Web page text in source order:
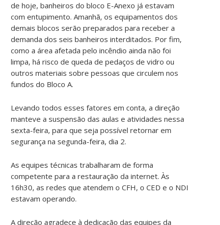
de hoje, banheiros do bloco E-Anexo já estavam
com entupimento. Amanhã, os equipamentos dos
demais blocos serão preparados para receber a
demanda dos seis banheiros interditados. Por fim,
como a área afetada pelo incêndio ainda não foi
limpa, há risco de queda de pedaços de vidro ou
outros materiais sobre pessoas que circulem nos
fundos do Bloco A.
Levando todos esses fatores em conta, a direção
manteve a suspensão das aulas e atividades nessa
sexta-feira, para que seja possível retornar em
segurança na segunda-feira, dia 2.
As equipes técnicas trabalharam de forma
competente para a restauração da internet. Às
16h30, as redes que atendem o CFH, o CED e o NDI
estavam operando.
A direção agradece à dedicação das equipes da